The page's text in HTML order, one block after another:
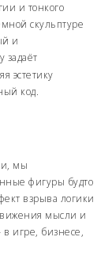
и тонкого
скульптуре
и
задаёт
эстетику
код.
мы
фигуры будто
взрыва логики
мысли и
игре, бизнесе,